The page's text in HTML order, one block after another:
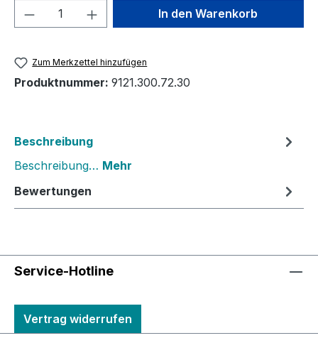
Produkt Anzahl: Gib denIn den Warenkorb
Zum Merkzettel hinzufügen
Produktnummer: 9121.300.72.30
Beschreibung
Beschreibung… Mehr
Bewertungen
Service-Hotline
Vertrag widerrufen